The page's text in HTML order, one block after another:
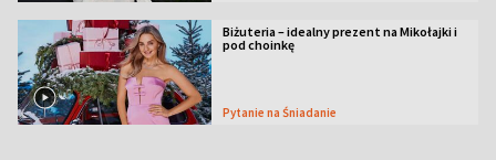
Biżuteria – idealny prezent na Mikołajki i
pod choinkę
Pytanie na Śniadanie